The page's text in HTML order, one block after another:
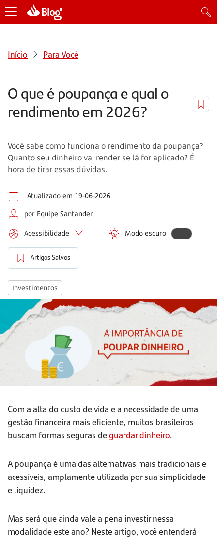
Início Para Você
O que é poupança e qual o
rendimento em 2026?
Você sabe como funciona o rendimento da poupança?
Quanto seu dinheiro vai render se lá for aplicado? É
hora de tirar essas dúvidas.
Atualizado em 19-06-2026
por Equipe Santander
Acessibilidade Modo escuro
Artigos Salvos
Investimentos
Com a alta do custo de vida e a necessidade de uma
gestão financeira mais eficiente, muitos brasileiros
buscam formas seguras deguardar dinheiro.
A poupança é uma das alternativas mais tradicionais e
acessíveis, amplamente utilizada por sua simplicidade
e liquidez.
Mas será que ainda vale a pena investir nessa
modalidade este ano? Neste artigo, você entenderá